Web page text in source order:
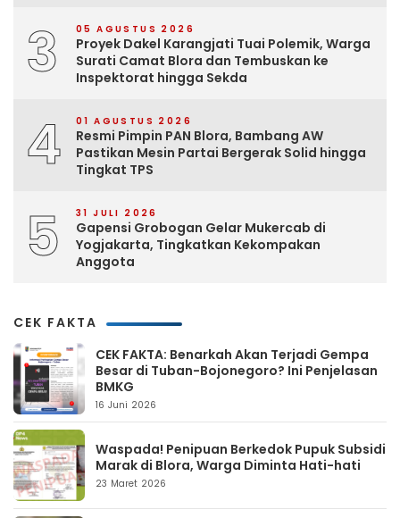
3 05 AGUSTUS 2026
Proyek Dakel Karangjati Tuai Polemik, Warga
Surati Camat Blora dan Tembuskan ke
Inspektorat hingga Sekda
4 01 AGUSTUS 2026
Resmi Pimpin PAN Blora, Bambang AW
Pastikan Mesin Partai Bergerak Solid hingga
Tingkat TPS
5 31 JULI 2026
Gapensi Grobogan Gelar Mukercab di
Yogjakarta, Tingkatkan Kekompakan
Anggota
CEK FAKTA
CEK FAKTA: Benarkah Akan Terjadi Gempa
Besar di Tuban-Bojonegoro? Ini Penjelasan
BMKG
16 Juni 2026
Waspada! Penipuan Berkedok Pupuk Subsidi
Marak di Blora, Warga Diminta Hati-hati
23 Maret 2026